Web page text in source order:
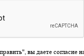
вы даете согласие